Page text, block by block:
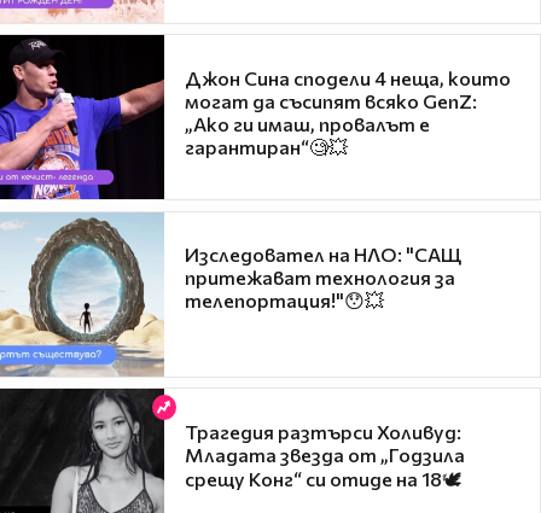
Джон Сина сподели 4 неща, които
могат да съсипят всяко GenZ:
„Ако ги имаш, провалът е
гарантиран“🧐💥
Изследовател на НЛО: "САЩ
притежават технология за
телепортация!"😯💥
Трагедия разтърси Холивуд:
Младата звезда от „Годзила
срещу Конг“ си отиде на 18🕊️